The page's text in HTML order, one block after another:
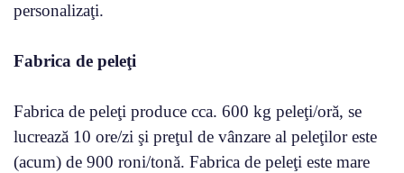
personalizaţi.
Fabrica de peleţi
Fabrica de peleţi produce cca. 600 kg peleţi/oră, se
lucrează 10 ore/zi şi preţul de vânzare al peleţilor este
(acum) de 900 roni/tonă. Fabrica de peleţi este mare